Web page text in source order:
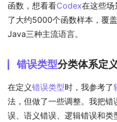
函数，想看看Codex在这些场
了大约5000个函数样本，覆
Java三种主流语言。
错误类型分类体系定
在定义错误类型时，我参考了
法，但做了一些调整。我把
误、语义错误、逻辑错误和